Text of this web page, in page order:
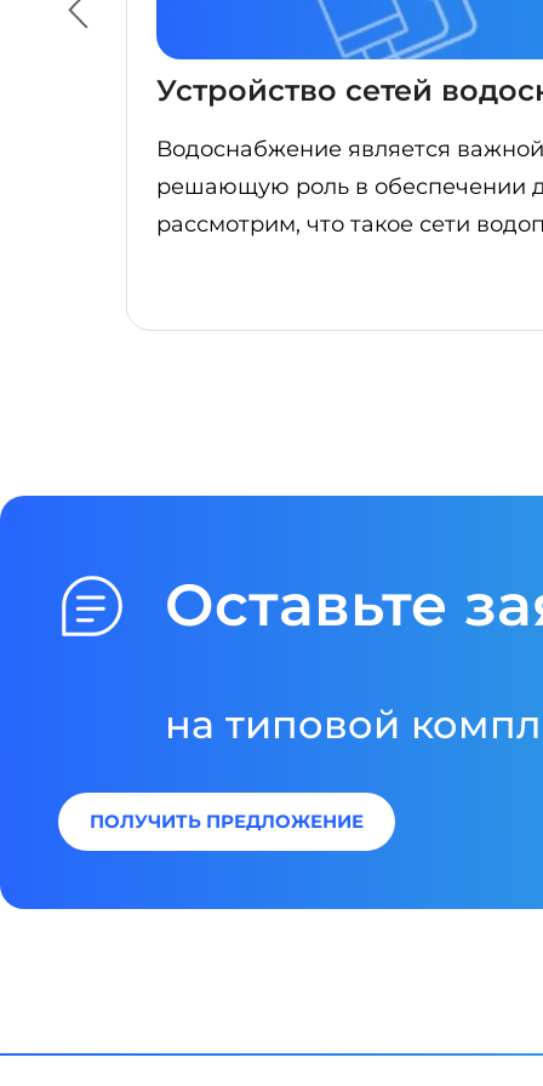
Устройство сетей
Водоснабжение является
решающую роль в обеспечении
рассмотрим, что такое сети
Оставьте
на типовой
ПОЛУЧИТЬ ПРЕДЛОЖЕНИЕ